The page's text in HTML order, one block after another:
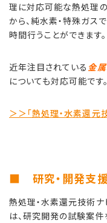
理に対応可能な熱処理の
から、純水素・特殊ガス
時間行うことができます。
近年注目されている 金
についても対応可能です。
＞＞「熱処理・水素還元
■ 研究・開発支
熱処理・水素還元技術
は、研究開発の試験案件